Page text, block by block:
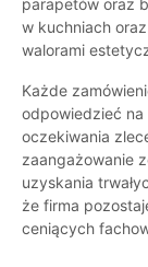
parapetów oraz
w kuchniach
walorami
Każde
odpowiedzieć
oczekiwania
zaangażowanie
uzyskania
że firma
ceniących